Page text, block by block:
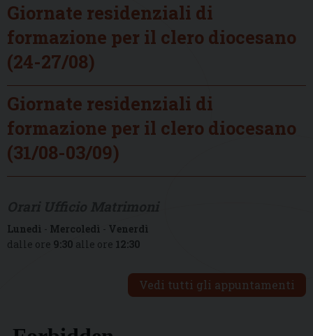
Giornate residenziali di
formazione per il clero diocesano
(24-27/08)
Giornate residenziali di
formazione per il clero diocesano
(31/08-03/09)
Lunedì - Mercoledì - Venerdì
dalle ore 9:30 alle ore 12:30
Vedi tutti gli appuntamenti